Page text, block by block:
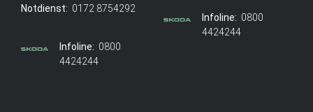
Notdienst: 0172 8754292
Infoline: 0800
4424244
Infoline: 0800
4424244